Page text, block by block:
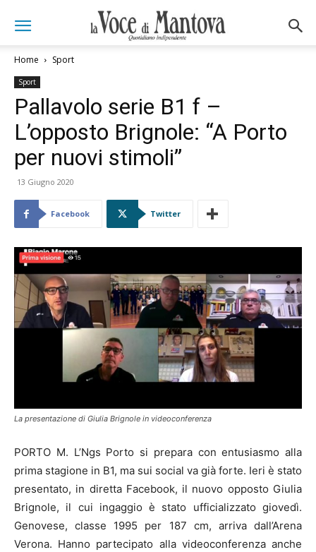
Home Sport
Sport
Pallavolo serie B1 f –
L’opposto Brignole: “A Porto
per nuovi stimoli”
13 Giugno 2020
Facebook Twitter
La presentazione di Giulia Brignole in videoconferenza
PORTO M. L’Ngs Porto si prepara con entusiasmo alla
prima stagione in B1, ma sui social va già forte. Ieri è stato
presentato, in diretta Facebook, il nuovo opposto Giulia
Brignole, il cui ingaggio è stato ufficializzato giovedì.
Genovese, classe 1995 per 187 cm, arriva dall’Arena
Verona. Hanno partecipato alla videoconferenza anche